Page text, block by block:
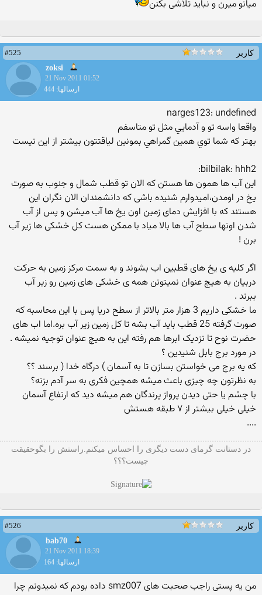
میانو میرن و نباید تلاشی بکنن
کاربر
#525
zoksi
21 Nov 2011 01:52
ارسالها: 444
narges123: undefined
واقعا واسه تو و آدمايي مثل تو متاسفم
بهتر كه شما توي همين گمراهي بمونين لياقتتون بيشتر از اين نيست
bilbilak: hhh2:
اين آب ها همون ها هستن که الان تو قطب شمال و جنوب به صورت
يخ در اومدن،اميدوارم شنيده باشی که دانشمندان الان نگران اين
هستند که با افزايش دمای زمين اون يخ ها آب ميشن و پس از آب
شدن اونها سطح آب ها بالا مياد با ممکن هست کل خشکی ها زير آب
برن !
اگر کلیه ی یخ های قطبین اب بشوند و به سمت مرکز زمین به حرکت
دربیان به هیچ عنوان نمیتونن همه ی خشکی های زمین رو زیر آب
ببرند .
ما خشکی داریم 3 هزار متر بالاتر از سطح دریا پس با این محاسبه که
صورت گرفته 25 قطب باید آب بشه تا کل زمین زیر آب بره.اما اب های
حضرت نوح تا نزدیک ابرها هم رفته این به هیچ عنوان توجیه نمیشه .
در مورد برج بابل شنیدین ؟
که یه برج می خواستن بسازن تا به آسمان ) درگاه خدا ( برسند ؟؟
به نظرتون چه چیزی باعث میشه همچین فکری به سر آدم بزنه؟
با چشم یا حتی دیدن پرواز پرندگان هم میشه دید که ارتفاع آسمان
خیلی خیلی بیشتر از ۷ طبقه هستش
....
در دستانت گرمای دست دیگری را احساس میکنم.راستش را بگوحقیقت
چیست؟؟؟
کاربر
#526
bab70
21 Nov 2011 18:39
ارسالها: 164
من یه پستی راجب صحبت های smz007 داده بودم که نمیدونم چرا